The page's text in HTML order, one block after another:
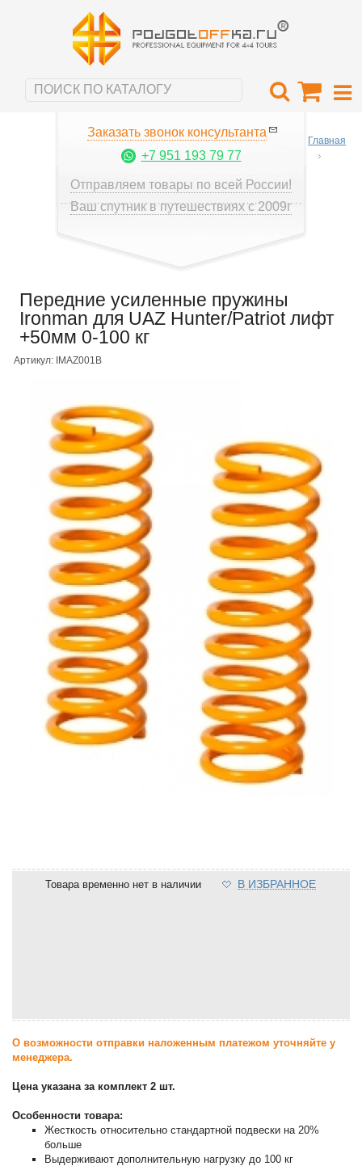
Заказать звонок консультанта
+7 951 193 79 77
Отправляем товары по всей России!
Ваш спутник в путешествиях с 2009г
Главная
Передние усиленные пружины
Ironman для UAZ Hunter/Patriot лифт
+50мм 0-100 кг
Артикул: IMAZ001B
Товара временно нет в наличии В ИЗБРАННОЕ
О возможности отправки наложенным платежом уточняйте у
менеджера.
Цена указана за комплект 2 шт.
Особенности товара:
Жесткость относительно стандартной подвески на 20%
больше
Выдерживают дополнительную нагрузку до 100 кг